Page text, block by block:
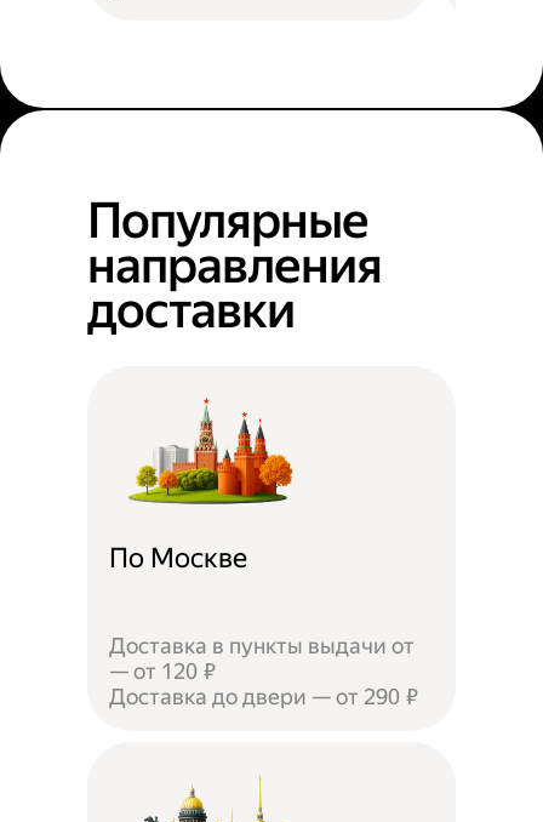
Популярные
направления
доставки
По Москве
Доставка в пункты выдачи от
— от 120 ₽
Доставка до двери — от 290 ₽